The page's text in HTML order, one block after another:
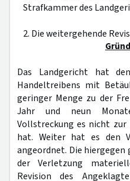
Strafkammer des
2. Die weitergehende
Das Landgericht hat
Handeltreibens mit
geringer Menge zu der
Jahr und neun
Vollstreckung es nicht zur
hat. Weiter hat es den
angeordnet. Die hiergegen
der Verletzung
Revision des